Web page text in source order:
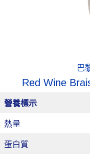
巴
Red Wine
營養標示
熱量
蛋白質